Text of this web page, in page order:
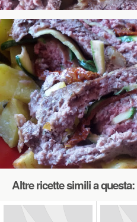
Altre ricette simili a questa: